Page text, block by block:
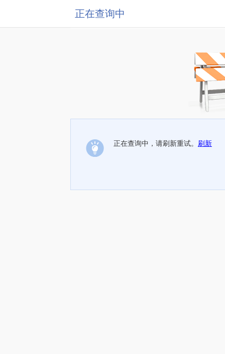
正在查询中
正在查询中，请刷新重试。 刷新